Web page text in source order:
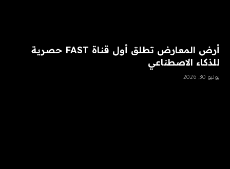
أرض المعارض تطلق أول قناة FAST حصرية
للذكاء الاصطناعي
يوليو 30, 2026